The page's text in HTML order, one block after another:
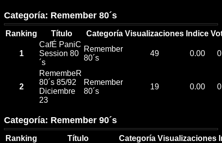
Categoría: Remember 80´s
Ranking Título Categoría Visualizaciones Indice
1
CafÉ PaniC
Session 80
´s
Remember
80´s
49 0.00 0
2
RemembeR
80´s 85/92
Diciembre
23
Remember
80´s
19 0.00 0
Categoría: Remember 90´s
Ranking Título Categoría Visualizaciones